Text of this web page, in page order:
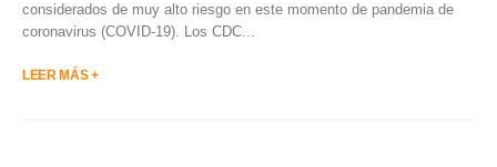
considerados de muy alto riesgo en este momento de pandemia de
coronavirus (COVID-19). Los CDC...
LEER MÁS +